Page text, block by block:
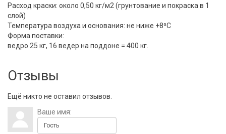
Расход краски: около 0,50 кг/м2 (грунтование и покраска в 1
слой)
Температура воздуха и основания: не ниже +8⁰С
Форма поставки:
ведро 25 кг, 16 ведер на поддоне = 400 кг.
Отзывы
Ещё никто не оставил отзывов.
Ваше имя: